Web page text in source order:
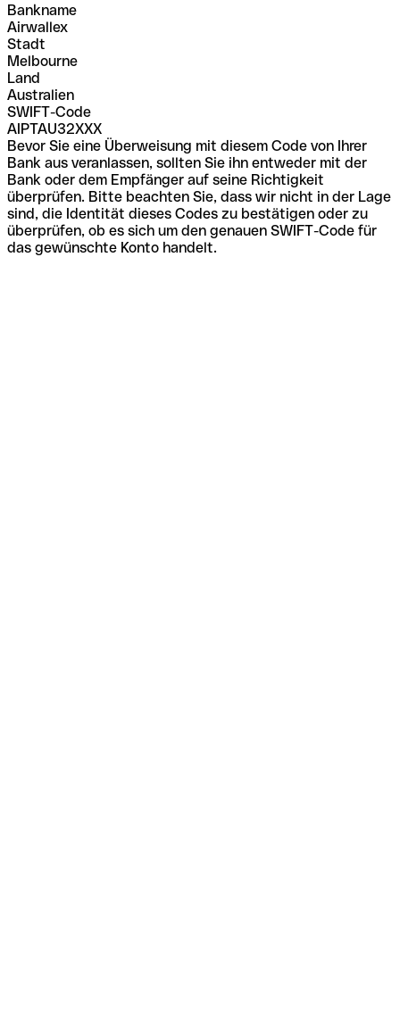
Bankname
Airwallex
Stadt
Melbourne
Land
Australien
SWIFT-Code
AIPTAU32XXX
Bevor Sie eine Überweisung mit diesem Code von Ihrer
Bank aus veranlassen, sollten Sie ihn entweder mit der
Bank oder dem Empfänger auf seine Richtigkeit
überprüfen. Bitte beachten Sie, dass wir nicht in der Lage
sind, die Identität dieses Codes zu bestätigen oder zu
überprüfen, ob es sich um den genauen SWIFT-Code für
das gewünschte Konto handelt.